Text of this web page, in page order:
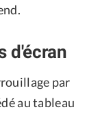
d'écran
par
au tableau